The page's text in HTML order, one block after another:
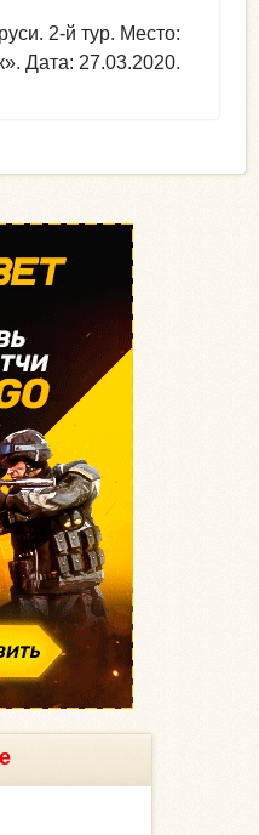
2-й тур. Место:
Дата: 27.03.2020.